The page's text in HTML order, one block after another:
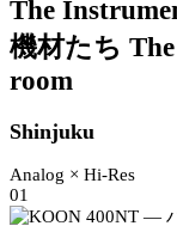
The
機材たち
room
Shinjuku
Analog × Hi-Res
01